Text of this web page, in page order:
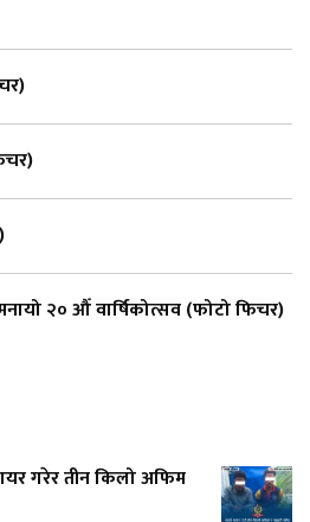
२० औँ वार्षिकोत्सव (फोटो फिचर)
गरेर तीन किलो अफिम